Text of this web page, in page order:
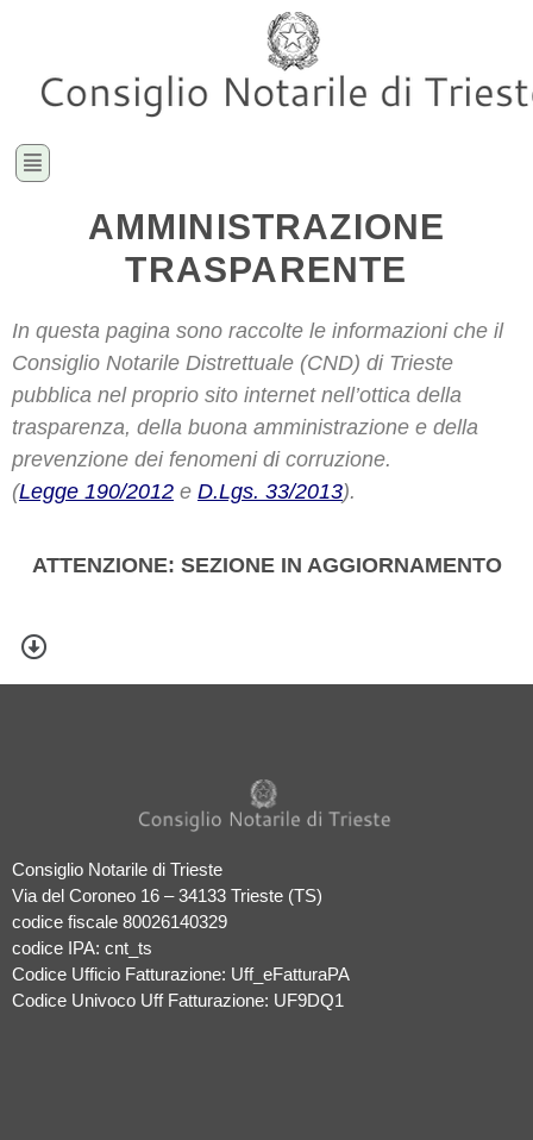
AMMINISTRAZIONE
TRASPARENTE
In questa pagina sono raccolte le informazioni che il
Consiglio Notarile Distrettuale (CND) di Trieste
pubblica nel proprio sito internet nell’ottica della
trasparenza, della buona amministrazione e della
prevenzione dei fenomeni di corruzione.
(Legge 190/2012 e D.Lgs. 33/2013).
ATTENZIONE: SEZIONE IN AGGIORNAMENTO
Consiglio Notarile di Trieste
Via del Coroneo 16 – 34133 Trieste (TS)
codice fiscale 80026140329
codice IPA: cnt_ts
Codice Ufficio Fatturazione: Uff_eFatturaPA
Codice Univoco Uff Fatturazione: UF9DQ1